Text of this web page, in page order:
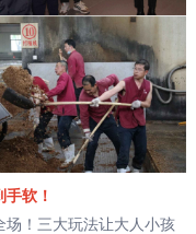
软！
！三大玩法让大人小孩